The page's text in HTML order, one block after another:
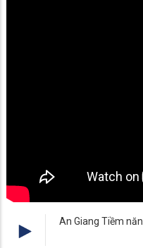
An Giang Tiềm